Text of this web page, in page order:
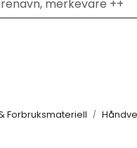
Opprett en profil
Forbruksmateriell